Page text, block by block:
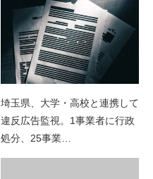
埼玉県、大学・高校と連携して
違反広告監視。1事業者に行政
処分、25事業…